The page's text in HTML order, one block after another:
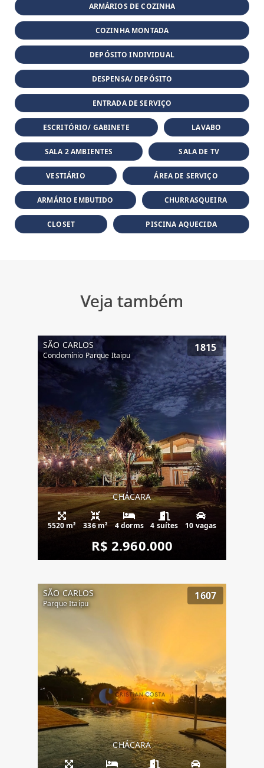
ARMÁRIOS DE COZINHA
COZINHA MONTADA
DEPÓSITO INDIVIDUAL
DESPENSA/ DEPÓSITO
ENTRADA DE SERVIÇO
ESCRITÓRIO/ GABINETE LAVABO
SALA 2 AMBIENTES SALA DE TV
VESTIÁRIO ÁREA DE SERVIÇO
ARMÁRIO EMBUTIDO CHURRASQUEIRA
CLOSET PISCINA AQUECIDA
Veja também
SÃO CARLOS
Condomínio Parque Itaipu
1815
CHÁCARA
5520 m² 336 m² 4 dorms 4 suítes 10 vagas
R$ 2.960.000
SÃO CARLOS
Parque Itaipu
1607
CHÁCARA